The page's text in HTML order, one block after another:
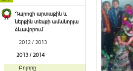
Դպրոցի արտաքին և
ներքին տեսքի ամանորյա
ձևավորում
2012 / 2013
2013 / 2014
Բոլորը